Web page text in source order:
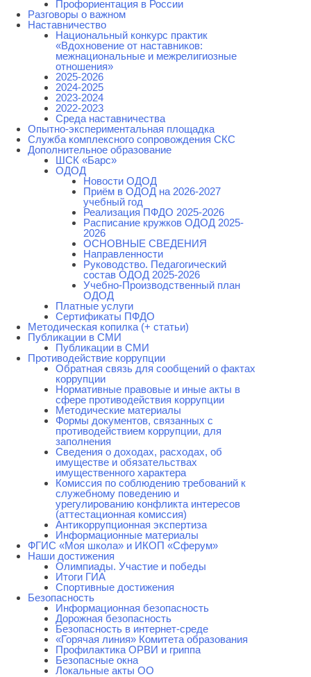
Профориентация в России
Разговоры о важном
Наставничество
Национальный конкурс практик
«Вдохновение от наставников:
межнациональные и межрелигиозные
отношения»
2025-2026
2024-2025
2023-2024
2022-2023
Среда наставничества
Опытно-экспериментальная площадка
Cлужба комплексного сопровождения СКС
Дополнительное образование
ШСК «Барс»
ОДОД
Новости ОДОД
Приём в ОДОД на 2026-2027
учебный год
Реализация ПФДО 2025-2026
Расписание кружков ОДОД 2025-
2026
ОСНОВНЫЕ СВЕДЕНИЯ
Направленности
Руководство. Педагогический
состав ОДОД 2025-2026
Учебно-Производственный план
ОДОД
Платные услуги
Сертификаты ПФДО
Методическая копилка (+ статьи)
Публикации в СМИ
Публикации в СМИ
Противодействие коррупции
Обратная связь для сообщений о фактах
коррупции
Нормативные правовые и иные акты в
сфере противодействия коррупции
Методические материалы
Формы документов, связанных с
противодействием коррупции, для
заполнения
Сведения о доходах, расходах, об
имуществе и обязательствах
имущественного характера
Комиссия по соблюдению требований к
служебному поведению и
урегулированию конфликта интересов
(аттестационная комиссия)
Антикоррупционная экспертиза
Информационные материалы
ФГИС «Моя школа» и ИКОП «Сферум»
Наши достижения
Олимпиады. Участие и победы
Итоги ГИА
Спортивные достижения
Безопасность
Информационная безопасность
Дорожная безопасность
Безопасность в интернет-среде
«Горячая линия» Комитета образования
Профилактика ОРВИ и гриппа
Безопасные окна
Локальные акты ОО